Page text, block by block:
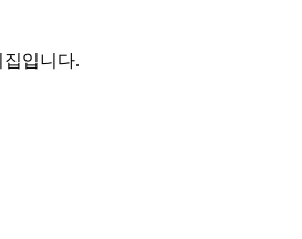
입니다.